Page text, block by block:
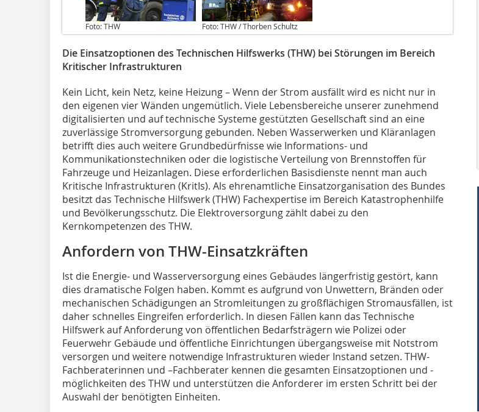
Foto: THW Foto: THW / Thorben Schultz
Die Einsatzoptionen des Technischen Hilfswerks (THW) bei Störungen im Bereich
Kritischer Infrastrukturen
Kein Licht, kein Netz, keine Heizung – Wenn der Strom ausfällt wird es nicht nur in
den eigenen vier Wänden ungemütlich. Viele Lebensbereiche unserer zunehmend
digitalisierten und auf technische Systeme gestützten Gesellschaft sind an eine
zuverlässige Stromversorgung gebunden. Neben Wasserwerken und Kläranlagen
betrifft dies auch weitere Grundbedürfnisse wie Informations- und
Kommunikationstechniken oder die logistische Verteilung von Brennstoffen für
Fahrzeuge und Heizanlagen. Diese erforderlichen Basisdienste nennt man auch
Kritische Infrastrukturen (KritIs). Als ehrenamtliche Einsatzorganisation des Bundes
besitzt das Technische Hilfswerk (THW) Fachexpertise im Bereich Katastrophenhilfe
und Bevölkerungsschutz. Die Elektroversorgung zählt dabei zu den
Kernkompetenzen des THW.
Anfordern von THW-Einsatzkräften
Ist die Energie- und Wasserversorgung eines Gebäudes längerfristig gestört, kann
dies dramatische Folgen haben. Kommt es aufgrund von Unwettern, Bränden oder
mechanischen Schädigungen an Stromleitungen zu großflächigen Stromausfällen, ist
daher schnelles Eingreifen erforderlich. In diesen Fällen kann das Technische
Hilfswerk auf Anforderung von öffentlichen Bedarfsträgern wie Polizei oder
Feuerwehr Gebäude und öffentliche Einrichtungen übergangsweise mit Notstrom
versorgen und weitere notwendige Infrastrukturen wieder Instand setzen. THW-
Fachberaterinnen und –Fachberater kennen die gesamten Einsatzoptionen und -
möglichkeiten des THW und unterstützen die Anforderer im ersten Schritt bei der
Auswahl der benötigten Einheiten.